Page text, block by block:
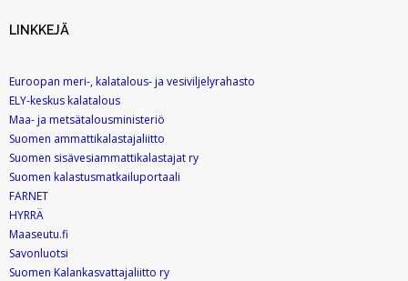
LINKKEJÄ
Euroopan meri-, kalatalous- ja vesiviljelyrahasto
ELY-keskus kalatalous
Maa- ja metsätalousministeriö
Suomen ammattikalastajaliitto
Suomen sisävesiammattikalastajat ry
Suomen kalastusmatkailuportaali
FARNET
HYRRÄ
Maaseutu.fi
Savonluotsi
Suomen Kalankasvattajaliitto ry